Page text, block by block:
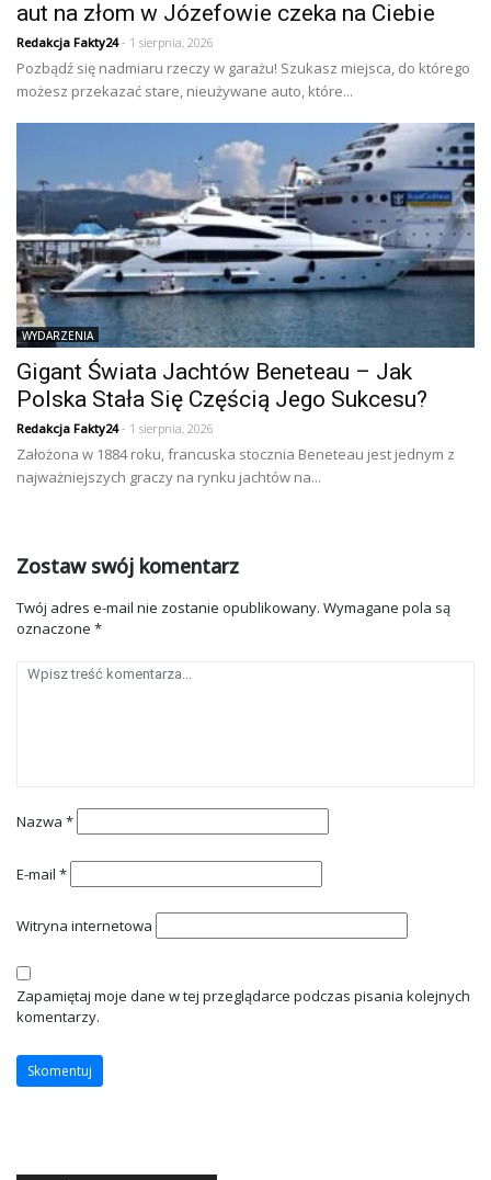
aut na złom w Józefowie czeka na Ciebie
Redakcja Fakty24- 1 sierpnia, 2026
Pozbądź się nadmiaru rzeczy w garażu! Szukasz miejsca, do którego
możesz przekazać stare, nieużywane auto, które...
WYDARZENIA
Gigant Świata Jachtów Beneteau – Jak
Polska Stała Się Częścią Jego Sukcesu?
Redakcja Fakty24- 1 sierpnia, 2026
Założona w 1884 roku, francuska stocznia Beneteau jest jednym z
najważniejszych graczy na rynku jachtów na...
Zostaw swój komentarz
Twój adres e-mail nie zostanie opublikowany. Wymagane pola są
oznaczone *
Nazwa *
E-mail *
Witryna internetowa
Zapamiętaj moje dane w tej przeglądarce podczas pisania kolejnych
komentarzy.